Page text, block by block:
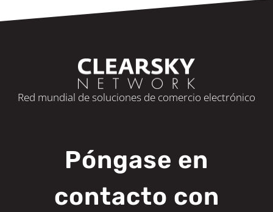
Red mundial de soluciones de comercio electrónico
Póngase en
contacto con